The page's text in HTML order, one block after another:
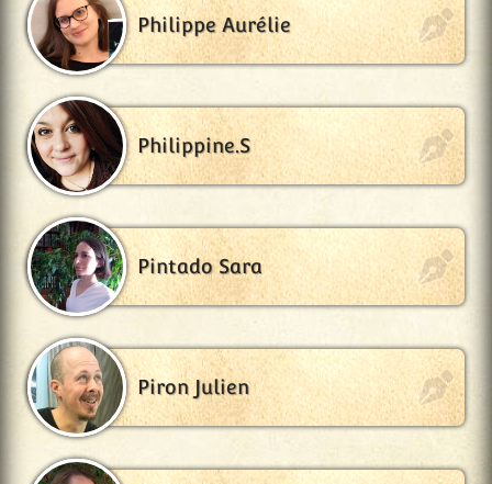
Philippe Aurélie
Philippine.S
Pintado Sara
Piron Julien